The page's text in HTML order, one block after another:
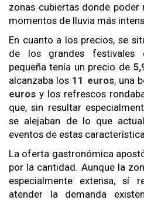
zonas cubiertas donde poder
momentos de lluvia más
En cuanto a los precios, se
de los grandes festivales
pequeña tenía un precio de
alcanzaba los 11 euros, una
euros y los refrescos
que, sin resultar
se alejaban de lo que
eventos de estas
La oferta gastronómica
por la cantidad. Aunque la
especialmente extensa, sí
atender la demanda